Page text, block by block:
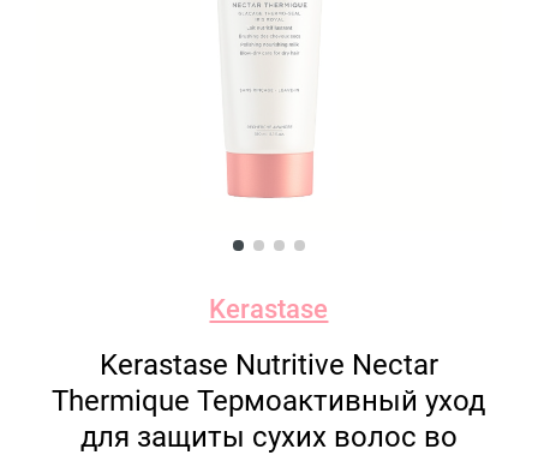
Kerastase
Kerastase Nutritive Nectar
Thermique Термоактивный уход
для защиты сухих волос во